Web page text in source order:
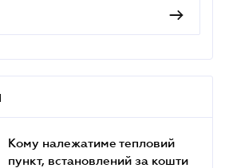
Кому належатиме тепловий
пункт, встановлений за кошти